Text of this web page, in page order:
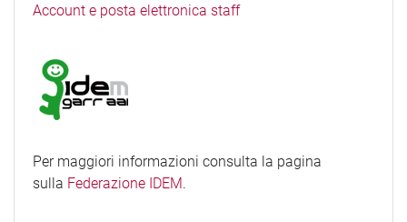
Account e posta elettronica staff
Per maggiori informazioni consulta la pagina
sulla Federazione IDEM.